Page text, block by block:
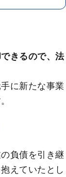
きるので、法
に新たな事業
負債を引き継
えていたとし